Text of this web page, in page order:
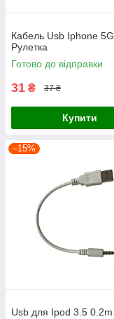
Кабель Usb Iphone 5G
Рулетка
Готово до відправки
31 ₴ 37 ₴
Купити
–15%
Usb для Ipod 3.5 0.2m